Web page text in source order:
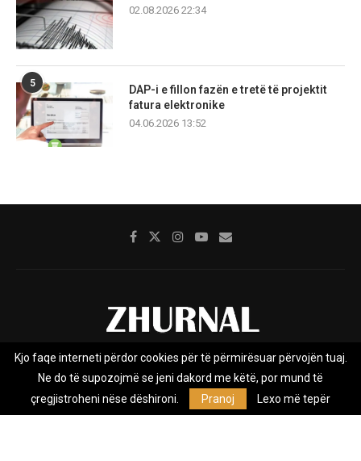
02.08.2026 22:34
5
DAP-i e fillon fazën e tretë të projektit
fatura elektronike
04.06.2026 13:52
Rreth nesh Impresumi Marketing
Privacy Policy
Zhurnal.mk është Agjenci e Lajmeve e pavarur, e themeluar në vitin
Kjo faqe interneti përdor cookies për të përmirësuar përvojën tuaj.
Ne do të supozojmë se jeni dakord me këtë, por mund të
çregjistroheni nëse dëshironi.
Pranoj Lexo më tepër